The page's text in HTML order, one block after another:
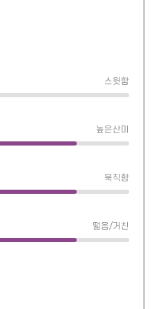
스윗함
높은산미
묵직함
떫음/거친